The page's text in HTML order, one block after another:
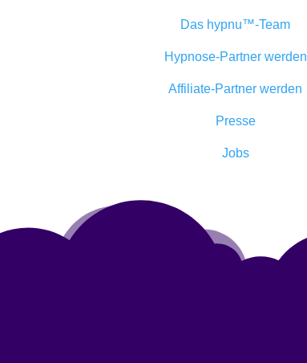
Das hypnu™-Team
Hypnose-Partner werden
Affiliate-Partner werden
Presse
Jobs